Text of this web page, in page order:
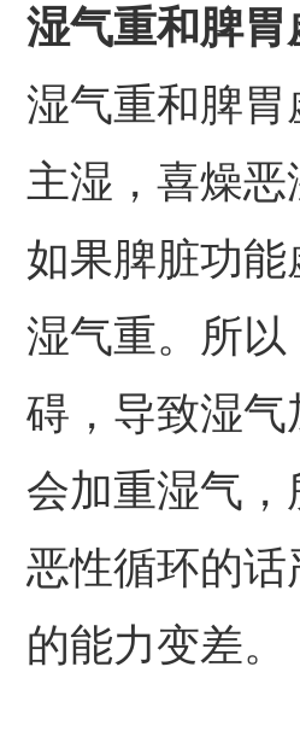
湿气重和脾胃
湿气重和脾
主湿，喜燥恶
如果脾脏功
湿气重。所
碍，导致湿
会加重湿气，
恶性循环的
的能力变差。